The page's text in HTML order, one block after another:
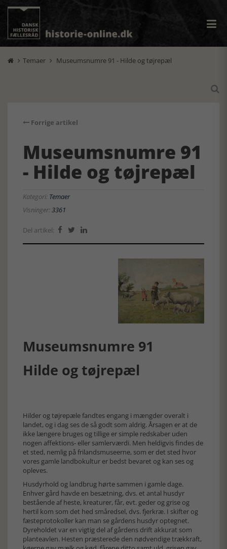
 Temaer  Museumsnumre 91 - Hilde og tøjrepæl

Forrige artikel
Museumsnumre 91
- Hilde og tøjrepæl
Kategori: Temaer
Visninger:3361
Del artikel:   
Museumsnumre 91
Hilde og tøjrepæl
Hilder og tøjrepæle fandtes engang i mængder overalt i
landet, og i dag ses de så godt som aldrig. Årsagen er at de
ikke længere bruges og tillige er simple redskaber uden
nogen affektions- eller samlerværdi. Men heldigvis findes de
et sted, nemlig på frilandsmuseerne, som er det sted hvor
vores gamle landbokultur er bedst bevaret og kan ses og
opleves.
Husdyrhold og landbrug hørte sammen i gamle dage.
Enhver gård havde en besætning, dvs. et antal husdyr
bestående af heste, kreaturer, får, evt. geder og grise og
hertil kom som det hed småredsel, dvs. fjerkræ. I skifter og
fæsteprotokoller kan man se gårdens husdyr optegnet.
Dyreholdet var en vigtig del af gårdens drift akkurat som
planteavlen. Hesten præsterede den nødvendige trækkraft,